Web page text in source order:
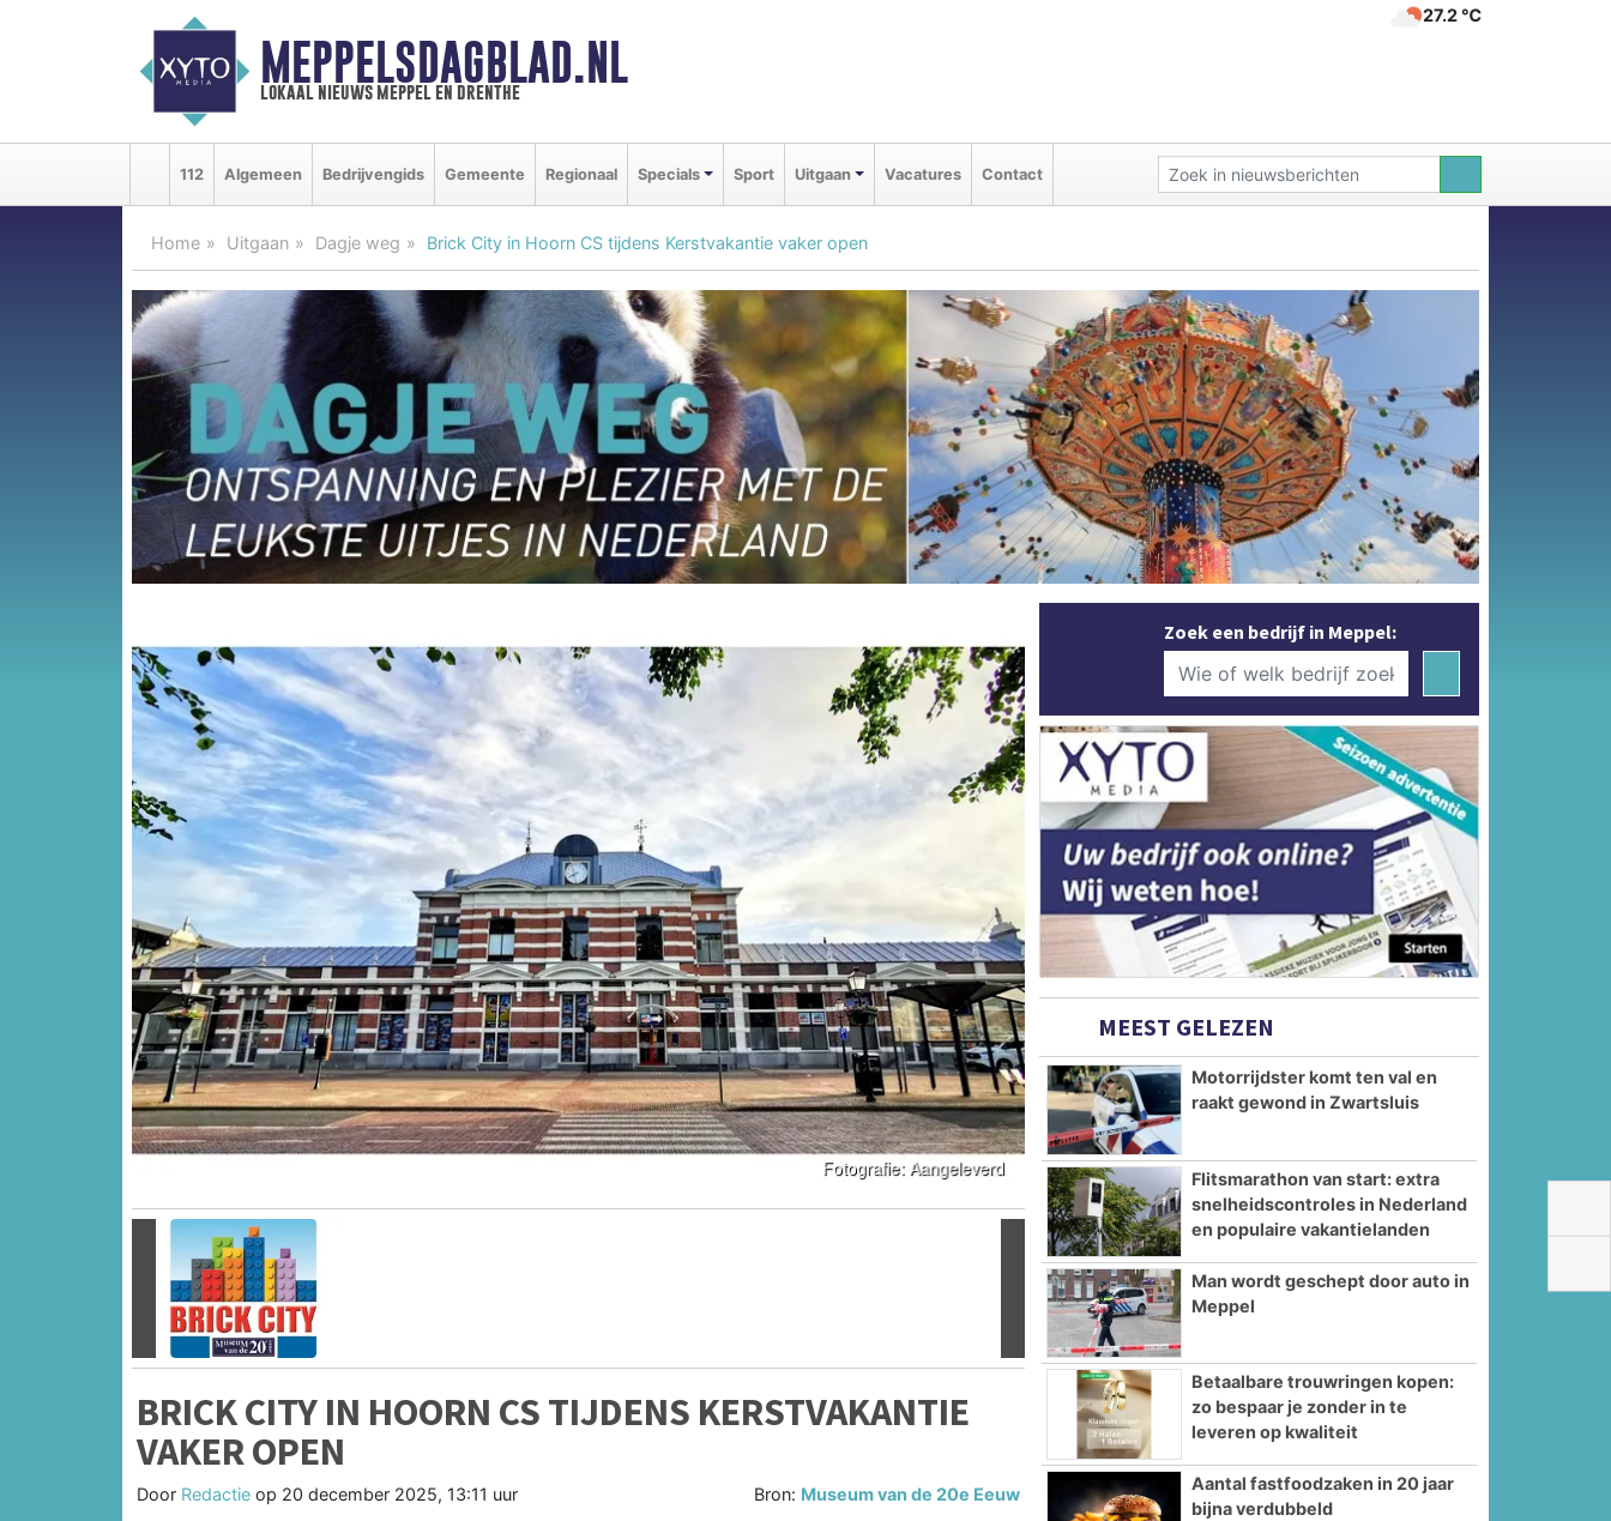
MEPPELSDAGBLAD.NL
lokaal nieuws meppel en drenthe
27.2 ℃
112 Algemeen Bedrijvengids Gemeente Regionaal Specials Sport Uitgaan Vacatures Contact
Home Uitgaan Dagje weg Brick City in Hoorn CS tijdens Kerstvakantie vaker open
Vorige Volgende
BRICK CITY IN HOORN CS TIJDENS KERSTVAKANTIE
VAKER OPEN
Door Redactie op 20 december 2025, 13:11 uur Bron: Museum van de 20e Eeuw
Zoek een bedrijf in Meppel:
MEEST GELEZEN
Motorrijdster komt ten val en
raakt gewond in Zwartsluis
Flitsmarathon van start: extra
snelheidscontroles in Nederland
en populaire vakantielanden
Man wordt geschept door auto in
Meppel
Betaalbare trouwringen kopen:
zo bespaar je zonder in te
leveren op kwaliteit
Aantal fastfoodzaken in 20 jaar
bijna verdubbeld